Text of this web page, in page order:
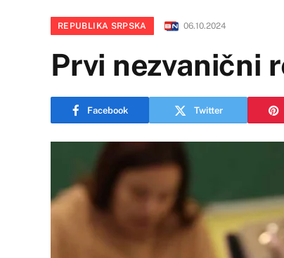
REPUBLIKA SRPSKA 06.10.2024
Prvi nezvanični
Facebook Twitter